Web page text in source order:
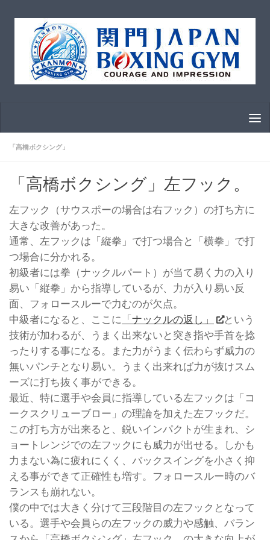
コンテンツへスキップ
「高橋ボクシング」
「高橋ボクシング」左フック。
左フック（サウスポーの場合は右フック）の打ち方に
大きな改善があった。
通常、左フックは「縦拳」で打つ場合と「横拳」で打
つ場合に分かれる。
初級者には拳（ナックルパート）が当て易く力の入り
易い「縦拳」から指導しているが、力が入り易い反
面、フォロースルーで力むのが欠点。
中級者になると、ここに 「ナックルの返し」
という
技術が加わるが、うまく出来ないと突き指や手首を捻
ったりする事になる。また力がうまく伝わらず威力の
無いパンチとなり易い。うまく出来れば力が抜けスム
ーズに打ち抜く事ができる。
最近、特に選手や会員に指導している左フックは「コ
ークスクリューブロー」の理論を加えた左フックだ。
この打ち方が出来ると、鋭いインパクトが生まれ、シ
ョートレンジでの左フックにも威力が出せる。しかも
力まない為に疲れにくく、バックスイングを小さく抑
える事ができて正確性も増す。フォロースルー時のバ
ランスも崩れない。
僕の中では大きく分けて三段階目の左フックとなって
いる。選手や会員らの左フックの威力や感触、バラン